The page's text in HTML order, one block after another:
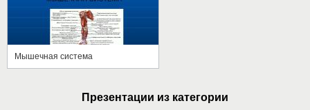
Мышечная система
Презентации из категории